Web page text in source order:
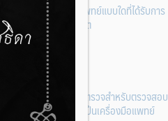
การโฆษณาเครื่องมือแพทย์แบบใดที่ได้รับการ
ยกเว้นไม่ต้องขออนุญาต
14 กรกฎาคม 2026
รู้หรือไม่? ผลิตภัณฑ์ชุดตรวจสําหรับตรวจสอบ
การปนเปื้อนแบบใดจัดเป็นเครื่องมือแพทย์